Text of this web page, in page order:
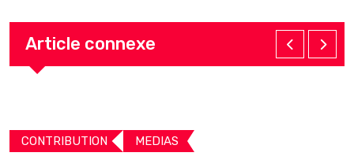
Article connexe
CONTRIBUTION MEDIAS